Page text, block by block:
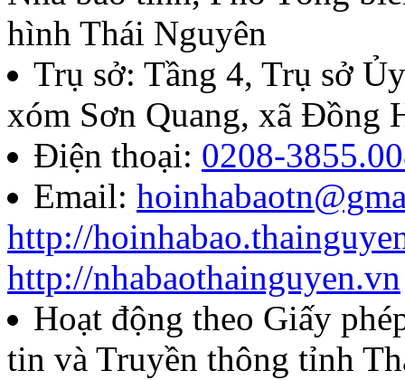
Quyết định về việc thành
báo chí Huỳnh Thúc
năm 2026
Lượt xem:287 | lượt tải:106
85/QĐ-HNB
Quyết định về việc công
năm 2026 của Hội Nhà
hình Thái Nguyên
Trụ sở: Tầng 4, Trụ sở
xóm Sơn Quang, xã Đồng
Điện thoại: 0208-
Email:
http://
http://nhabaothainguyen.vn
Hoạt động theo Giấy
tin và Truyền thông tỉnh